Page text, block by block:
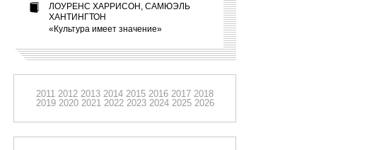
ЛОУРЕНС ХАРРИСОН, САМЮЭЛЬ
ХАНТИНГТОН
«Культура имеет значение»
2011 2012 2013 2014 2015 2016 2017 2018
2019 2020 2021 2022 2023 2024 2025 2026